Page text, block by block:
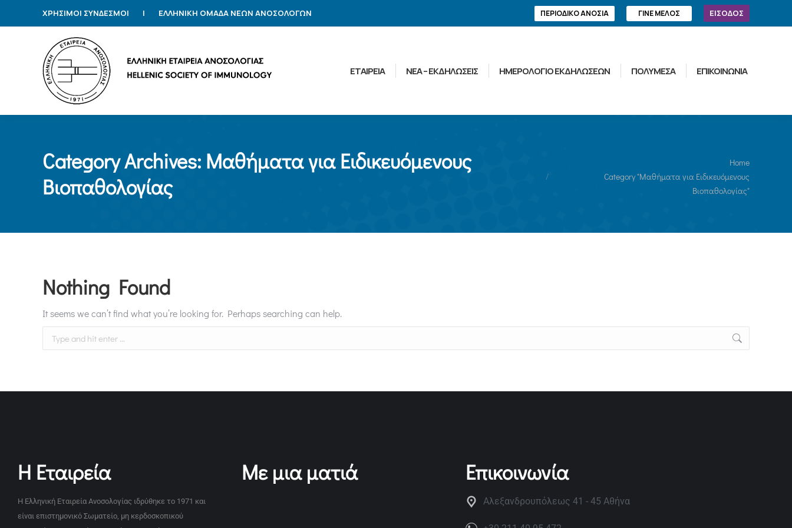
ΧΡΗΣΙΜΟΙ ΣΥΝΔΕΣΜΟΙ | ΕΛΛΗΝΙΚΗ ΟΜΑΔΑ ΝΕΩΝ ΑΝΟΣΟΛΟΓΩΝ ΠΕΡΙΟΔΙΚΟ ΑΝΟΣΙΑ ΓΙΝΕ ΜΕΛΟΣ ΕΙΣΟΔΟΣ
ΕΤΑΙΡΕΙΑ ΝΕΑ – ΕΚΔΗΛΩΣΕΙΣ ΗΜΕΡΟΛΟΓΙΟ ΕΚΔΗΛΩΣΕΩΝ ΠΟΛΥΜΕΣΑ ΕΠΙΚΟΙΝΩΝΙΑ
Category Archives: Μαθήματα για Ειδικευόμενους
Βιοπαθολογίας
Home
Category "Μαθήματα για Ειδικευόμενους
Βιοπαθολογίας"
Nothing Found
It seems we can’t find what you’re looking for. Perhaps searching can help.
Η Εταιρεία
Η Ελληνική Εταιρεία Ανοσολογίας ιδρύθηκε το 1971 και
είναι επιστημονικό Σωματείο, μη κερδοσκοπικού
Με μια ματιά Επικοινωνία
Αλεξανδρουπόλεως 41 - 45 Αθήνα